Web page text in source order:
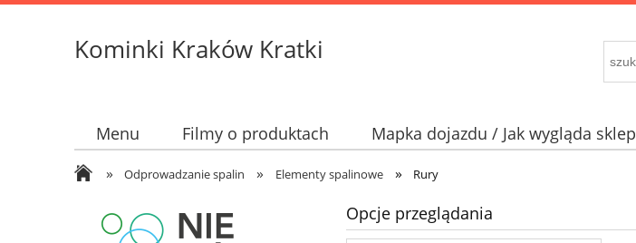
Kominki Kraków Kratki
Menu Filmy o produktach Mapka dojazdu / Jak wygląda sklep
» Odprowadzanie spalin » Elementy spalinowe » Rury
Opcje przeglądania